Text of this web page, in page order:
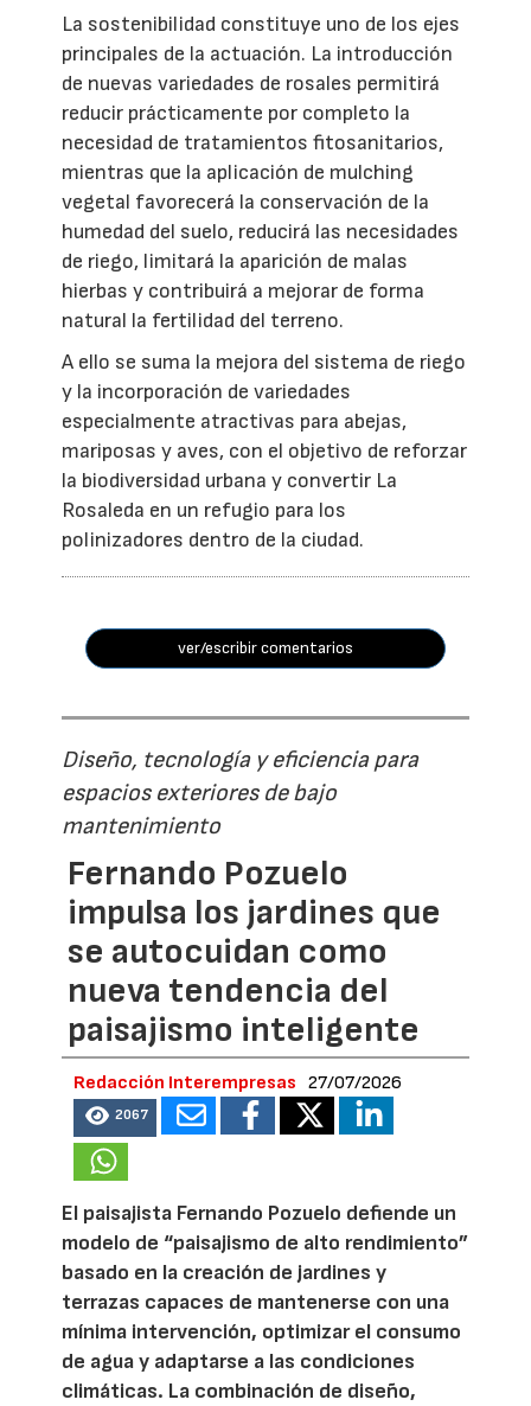
La sostenibilidad constituye uno de los ejes
principales de la actuación. La introducción
de nuevas variedades de rosales permitirá
reducir prácticamente por completo la
necesidad de tratamientos fitosanitarios,
mientras que la aplicación de mulching
vegetal favorecerá la conservación de la
humedad del suelo, reducirá las necesidades
de riego, limitará la aparición de malas
hierbas y contribuirá a mejorar de forma
natural la fertilidad del terreno.
A ello se suma la mejora del sistema de riego
y la incorporación de variedades
especialmente atractivas para abejas,
mariposas y aves, con el objetivo de reforzar
la biodiversidad urbana y convertir La
Rosaleda en un refugio para los
polinizadores dentro de la ciudad.
ver/escribir comentarios
Diseño, tecnología y eficiencia para
espacios exteriores de bajo
mantenimiento
Fernando Pozuelo
impulsa los jardines que
se autocuidan como
nueva tendencia del
paisajismo inteligente
Redacción Interempresas 27/07/2026
2067
El paisajista Fernando Pozuelo defiende un
modelo de “paisajismo de alto rendimiento”
basado en la creación de jardines y
terrazas capaces de mantenerse con una
mínima intervención, optimizar el consumo
de agua y adaptarse a las condiciones
climáticas. La combinación de diseño,